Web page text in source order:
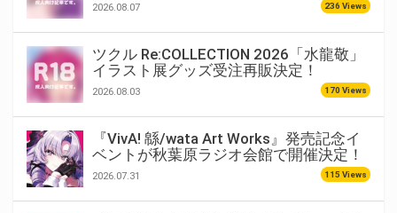
2026.08.07 236 Views
ツクル Re:COLLECTION 2026「水龍敬」
イラスト展グッズ受注再販決定！
2026.08.03 170 Views
『VivA! 緜/wata Art Works』発売記念イ
ベントが秋葉原ラジオ会館で開催決定！
2026.07.31 115 Views